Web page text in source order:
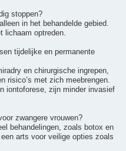
stoppen?
in het behandelde gebied.
lichaam optreden.
tijdelijke en permanente
en chirurgische ingrepen,
risico’s met zich meebrengen.
iontoforese, zijn minder invasief
zwangere vrouwen?
behandelingen, zoals botox en
arts voor veilige opties zoals